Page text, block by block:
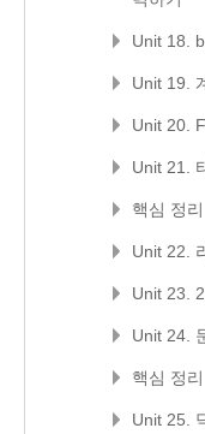
Unit 18.
Unit 19.
Unit 20.
Unit 21.
핵심 정리
Unit 22.
Unit 23.
Unit 24.
핵심 정리
Unit 25.